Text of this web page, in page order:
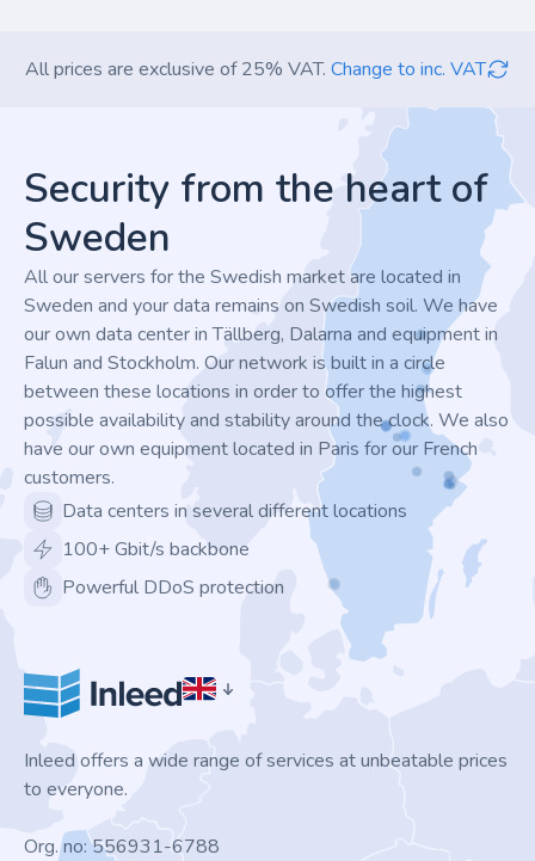
All prices are exclusive of 25% VAT. Change to inc. VAT
Security from the heart of
Sweden
All our servers for the Swedish market are located in
Sweden and your data remains on Swedish soil. We have
our own data center in Tällberg, Dalarna and equipment in
Falun and Stockholm. Our network is built in a circle
between these locations in order to offer the highest
possible availability and stability around the clock. We also
have our own equipment located in Paris for our French
customers.
Data centers in several different locations
100+ Gbit/s backbone
Powerful DDoS protection
Inleed offers a wide range of services at unbeatable prices
to everyone.
Org. no: 556931-6788